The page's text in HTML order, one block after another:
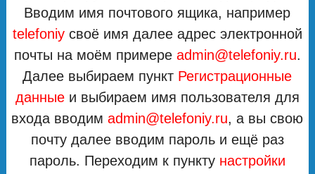
Вводим имя почтового ящика, например
telefoniyсвоё имя далее адрес электронной
почты на моём примере admin@telefoniy.ru.
Далее выбираем пункт Регистрационные
данныеи выбираем имя пользователя для
входа вводимadmin@telefoniy.ru, а вы свою
почту далее вводим пароль и ещё раз
пароль. Переходим к пункту настройки